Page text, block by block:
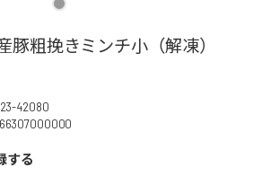
豚粗挽きミンチ小（解凍）
42080
する